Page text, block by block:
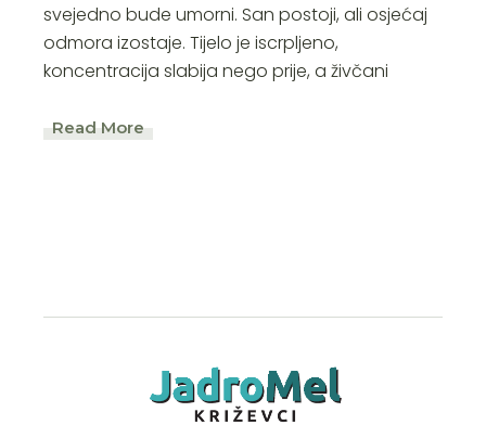
svejedno bude umorni. San postoji, ali osjećaj
odmora izostaje. Tijelo je iscrpljeno,
koncentracija slabija nego prije, a živčani
Read More